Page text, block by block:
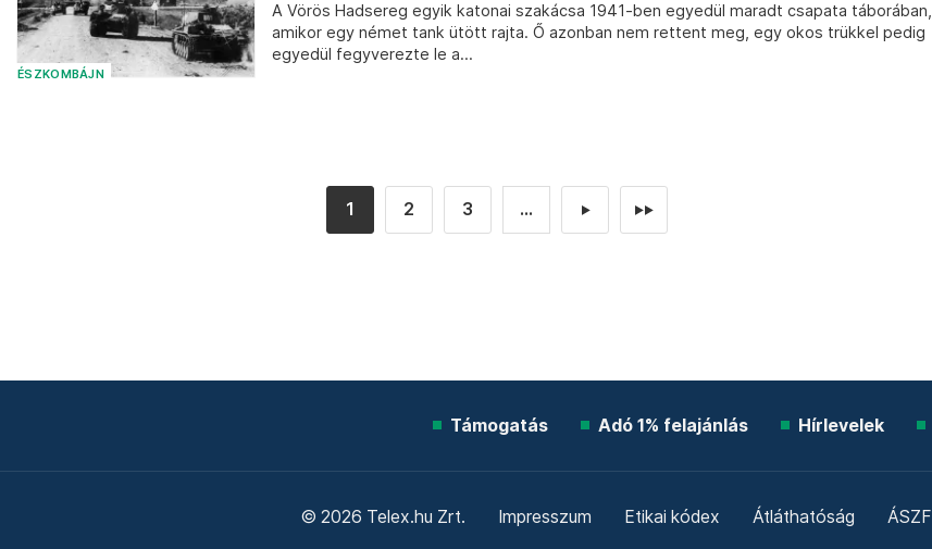
ÉSZKOMBÁJN
A Vörös Hadsereg egyik katonai szakácsa 1941-ben egyedül maradt csapata táborában,
amikor egy német tank ütött rajta. Ő azonban nem rettent meg, egy okos trükkel pedig
egyedül fegyverezte le a...
1 2 3 ... ► ►►
Támogatás Adó 1% felajánlás Hírlevelek
© 2026 Telex.hu Zrt. Impresszum Etikai kódex Átláthatóság ÁSZF